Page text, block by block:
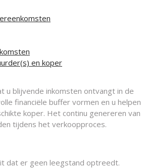
en koper
u blijvende inkomsten ontvangt in de
financiële buffer vormen en u helpen
koper. Het continu genereren van
tijdens het verkoopproces.
dat er geen leegstand optreedt.